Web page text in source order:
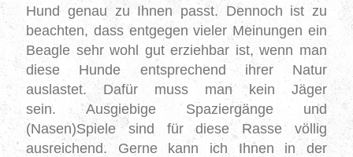
Hund genauzu Ihnen passt. Dennoch ist zu
beachten, dass entgegenvieler Meinungen ein
Beagle sehr wohl gut erziehbar ist, wenn man
diese Hunde entsprechend ihrer Natur
auslastet. Dafür muss man kein Jäger
sein.Ausgiebige Spaziergänge und
(Nasen)Spiele sind für diese Rasse völlig
ausreichend. Gerne kann ich Ihnen in der